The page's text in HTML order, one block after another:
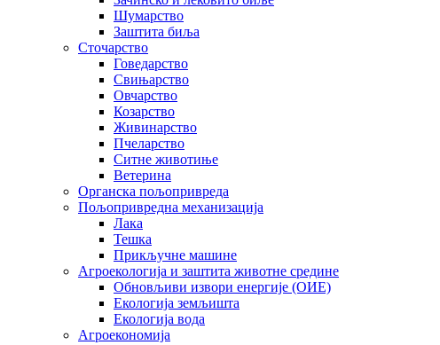
Шумарство
Заштита биља
Сточарство
Говедарство
Свињарство
Овчарство
Козарство
Живинарство
Пчеларство
Ситне животиње
Ветерина
Органска пољопривреда
Пољопривредна механизација
Лака
Тешка
Прикључне машине
Агроекологија и заштита животне средине
Обновљиви извори енергије (ОИЕ)
Екологија земљишта
Екологија вода
Агроекономија